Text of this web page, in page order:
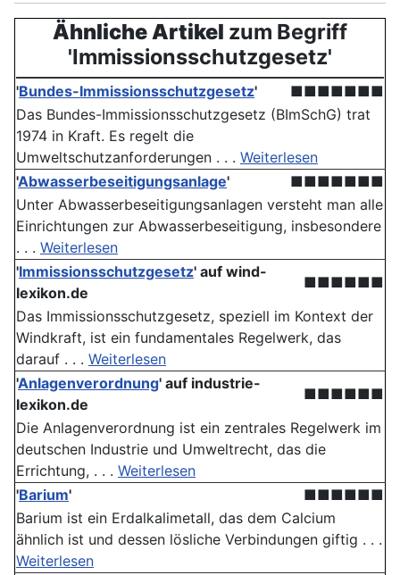
Ähnliche Artikel zum Begriff
'Immissionsschutzgesetz'
'Bundes-Immissionsschutzgesetz'
■■■■■■■
Das Bundes-Immissionsschutzgesetz (BImSchG) trat
1974 in Kraft. Es regelt die
Umweltschutzanforderungen . . . Weiterlesen
'Abwasserbeseitigungsanlage'
■■■■■■■
Unter Abwasserbeseitigungsanlagen versteht man alle
Einrichtungen zur Abwasserbeseitigung, insbesondere
. . . Weiterlesen
'Immissionsschutzgesetz' auf wind-
lexikon.de
■■■■■■
Das Immissionsschutzgesetz, speziell im Kontext der
Windkraft, ist ein fundamentales Regelwerk, das
darauf . . . Weiterlesen
'Anlagenverordnung' auf industrie-
lexikon.de
■■■■■■
Die Anlagenverordnung ist ein zentrales Regelwerk im
deutschen Industrie und Umweltrecht, das die
Errichtung, . . . Weiterlesen
'Barium'
■■■■■■
Barium ist ein Erdalkalimetall, das dem Calcium
ähnlich ist und dessen lösliche Verbindungen giftig . . .
Weiterlesen